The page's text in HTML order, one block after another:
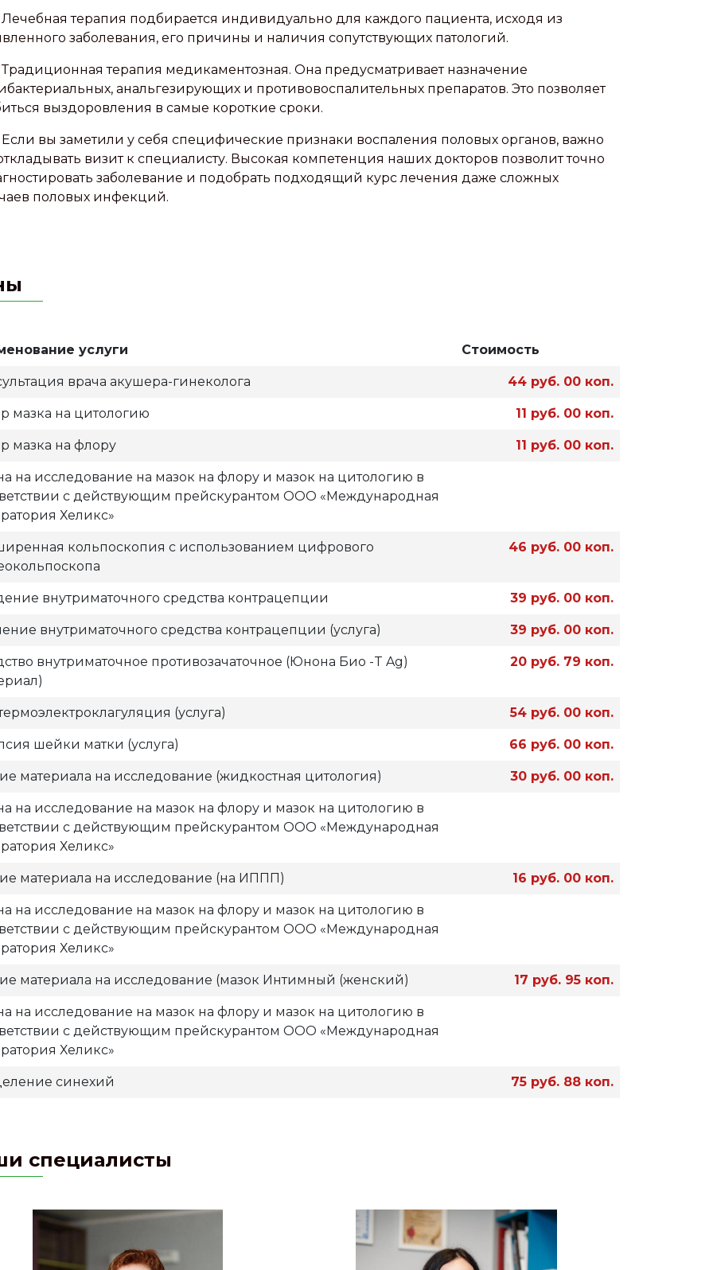
Лечебная терапия подбирается индивидуально для каждого пациента, исходя из
заболевания, его причины и наличия сопутствующих патологий.
Традиционная терапия медикаментозная. Она предусматривает назначение
анальгезирующих и противовоспалительных препаратов. Это позволяет
выздоровления в самые короткие сроки.
Если вы заметили у себя специфические признаки воспаления половых органов, важно
визит к специалисту. Высокая компетенция наших докторов позволит точно
заболевание и подобрать подходящий курс лечения даже сложных
половых инфекций.
услуги Стоимость
врача акушера-гинеколога 44 руб. 00 коп.
мазка на цитологию 11 руб. 00 коп.
мазка на флору 11 руб. 00 коп.
на исследование на мазок на флору и мазок на цитологию в
с действующим прейскурантом ООО «Международная
Хеликс»
кольпоскопия с использованием цифрового
46 руб. 00 коп.
внутриматочного средства контрацепции 39 руб. 00 коп.
внутриматочного средства контрацепции (услуга) 39 руб. 00 коп.
внутриматочное противозачаточное (Юнона Био -T Ag)
20 руб. 79 коп.
(услуга) 54 руб. 00 коп.
шейки матки (услуга) 66 руб. 00 коп.
материала на исследование (жидкостная цитология) 30 руб. 00 коп.
на исследование на мазок на флору и мазок на цитологию в
с действующим прейскурантом ООО «Международная
Хеликс»
материала на исследование (на ИППП) 16 руб. 00 коп.
на исследование на мазок на флору и мазок на цитологию в
с действующим прейскурантом ООО «Международная
Хеликс»
материала на исследование (мазок Интимный (женский) 17 руб. 95 коп.
на исследование на мазок на флору и мазок на цитологию в
с действующим прейскурантом ООО «Международная
Хеликс»
синехий 75 руб. 88 коп.
специалисты